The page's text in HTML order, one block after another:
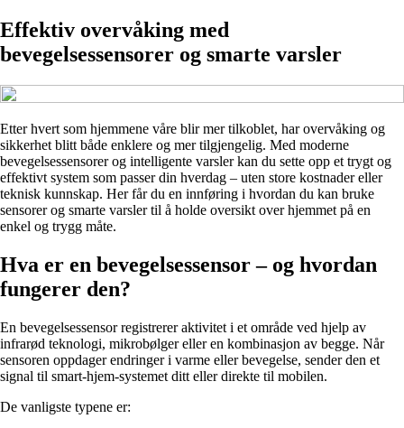
Effektiv overvåking med
bevegelsessensorer og smarte varsler
Etter hvert som hjemmene våre blir mer tilkoblet, har overvåking og
sikkerhet blitt både enklere og mer tilgjengelig. Med moderne
bevegelsessensorer og intelligente varsler kan du sette opp et trygt og
effektivt system som passer din hverdag – uten store kostnader eller
teknisk kunnskap. Her får du en innføring i hvordan du kan bruke
sensorer og smarte varsler til å holde oversikt over hjemmet på en
enkel og trygg måte.
Hva er en bevegelsessensor – og hvordan
fungerer den?
En bevegelsessensor registrerer aktivitet i et område ved hjelp av
infrarød teknologi, mikrobølger eller en kombinasjon av begge. Når
sensoren oppdager endringer i varme eller bevegelse, sender den et
signal til smart-hjem-systemet ditt eller direkte til mobilen.
De vanligste typene er: